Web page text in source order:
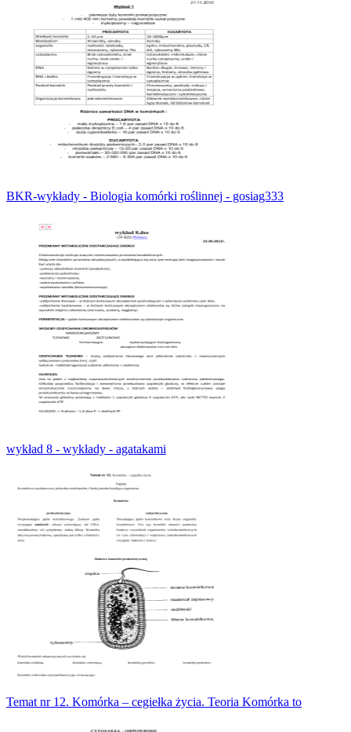
BKR-wykłady - Biologia komórki roślinnej - gosiag333
wykład 8 - wykłady - agatakami
Temat nr 12. Komórka – cegiełka życia. Teoria Komórka to